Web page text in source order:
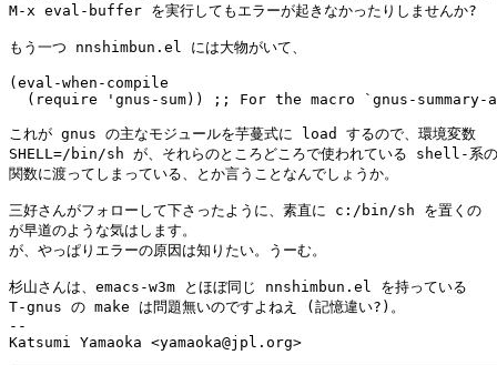
M-x eval-buffer を実行してもエラーが起きなかったりしませんか?
もう一つ nnshimbun.el には大物がいて、
(eval-when-compile
(require 'gnus-sum)) ;; For the macro `gnus-summary-
これが gnus の主なモジュールを芋蔓式に load するので、環境変数
SHELL=/bin/sh が、それらのところどころで使われている shell-系の
関数に渡ってしまっている、とか言うことなんでしょうか。
三好さんがフォローして下さったように、素直に c:/bin/sh を置くの
が早道のような気はします。
が、やっぱりエラーの原因は知りたい。うーむ。
杉山さんは、emacs-w3m とほぼ同じ nnshimbun.el を持っている
T-gnus の make は問題無いのですよねえ (記憶違い?)。
--